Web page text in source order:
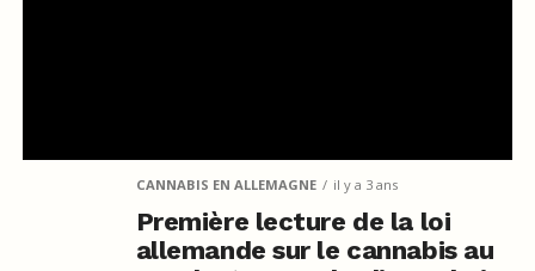
CANNABIS EN ALLEMAGNE il y a 3 ans
Première lecture de la loi
allemande sur le cannabis au